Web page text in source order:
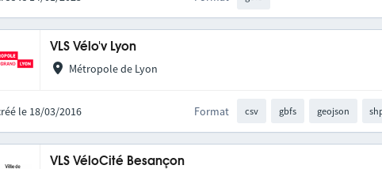
VLS Vélo'v Lyon
Métropole de Lyon
le 18/03/2016 Format csv gbfs geojson
VLS VéloCité Besançon